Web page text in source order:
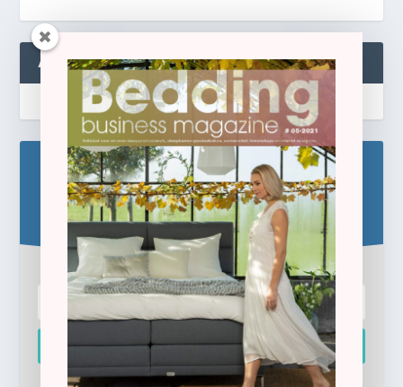
ABONNEREN
Blijf op de hoogte!
Schrijf u hier in voor de gratis e-newsletter.
Inschrijven